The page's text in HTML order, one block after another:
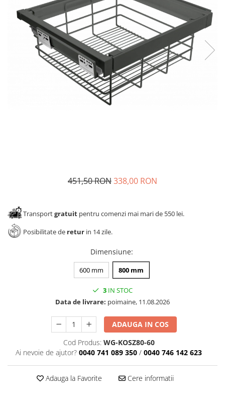
Solutii de curatat & adezivi
Canturi ABS
Alte accesorii mobila
Clesti/ patenti
Surubelnite
Nivela bule/ laser
Alte scule & unelte
451,50 RON338,00 RON
Transportgratuit pentru comenzi mai mari de 550 lei.
Posibilitate de retur in 14 zile.
Dimensiune:
600 mm 800 mm
3 IN STOC
Data de livrare: poimaine, 11.08.2026
ADAUGA IN COS
Cod Produs: WG-KOSZ80-60
Ai nevoie de ajutor? 0040 741 089 350 / 0040 746 142 623
Adauga la Favorite Cere informatii